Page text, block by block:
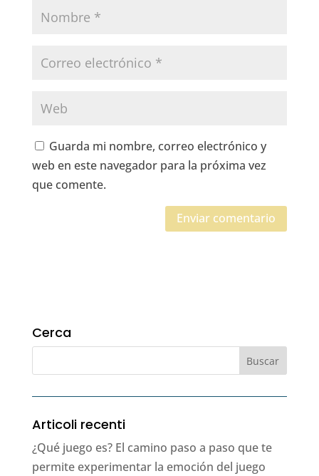
Guarda mi nombre, correo electrónico y
web en este navegador para la próxima vez
que comente.
Cerca
Articoli recenti
¿Qué juego es? El camino paso a paso que te
permite experimentar la emoción del juego